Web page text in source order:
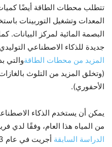
تتطلب محطات الطاقة أيضًا كميات
المعدات وتشغيل التوربينات
البصمة المائية لمركز البيانات.
جديدة للذكاء الاصطناعي
المزيد من محطات الطاقةوالتي
(وتخلق المزيد من التلوث
الأحفوري).
من المياه هذا العام، وفقًا
الدراسة السابقة